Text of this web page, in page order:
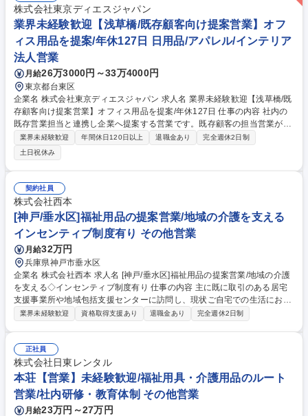
ひとりの生活に深く関わり、生きる喜びをサポートする使命感のあるお仕
事です。相手を思いやる気持ちがそのまま価値となり大きなやりがいと感
動を味わえます。 募集職種 【京都右京/介護用品ルート営業】心からの感
謝を頂くやりがいと地域貢献
株式会社東京ディエスジャパン
業界未経験歓迎【浅草橋/既存顧客向け提案営業】オフ
ィス用品を提案/年休127日 日用品/アパレル/インテリア
法人営業
月給26万3000円～33万4000円
東京都台東区
企業名 株式会社東京ディエスジャパン 求人名 業界未経験歓迎【浅草橋/既
存顧客向け提案営業】オフィス用品を提案/年休127日 仕事の内容 社内の
既存営業担当と連携し企業へ提案する営業です。既存顧客の担当営業が獲
得した案件(ICT機器・オフィス家具・工事案件等)の商談支援や提案を行い
ます。担当顧客を持たず、案件ベースで動く営業スタイルです。 各エリア
の既存の顧客担当営業からトスアップを受け、ICT機器・オフィス家具・
工事案件等の提案を支援・同行し、商談やクロージングを行います。自社
営業担当へのフォロー、社内向け勉強会・成功事例共有も行い、会社全体
の販売を推進します。顧客ニーズによっては、専門的な説明もすることも
あります。※業界未経験の方でも、OJTを通じて必要な知識を学びべるた
め、入社時に専門知識がなくても安心して働ける環境です。 募集職種 業
界未経験歓迎【浅草橋/既存顧客向け提案営業】オフィス用品を提案/年休1
27日
業界未経験歓迎 年間休日120日以上 退職金あり
完全週休2日制
土日祝休み
契約社員
株式会社西本
[神戸/垂水区]福祉用品の提案営業/地域の介護を支える
インセンティブ制度有り その他営業
月給32万円
兵庫県神戸市垂水区
企業名 株式会社西本 求人名 [神戸/垂水区]福祉用品の提案営業/地域の介護
を支える◇インセンティブ制度有り 仕事の内容 主に既に取引のある居宅
支援事業所や地域包括支援センターに訪問し、現状ご自宅での生活にお悩
みを抱えているご利用者様を紹介していただきます。長期研修制度がしっ
ル・販売、手すりの設置などバリアフリー工事に関する提案を行う仕事で
す。(既存80％) ■高齢化社会のニーズに応えながら、自分も成長できる環
境です。評価制度も整っており、努力次第で早期にキャリアアップが可能
です。 募集職種 [神戸/垂水区]福祉用品の提案営業/地域の介護を支える◇
インセンティブ制度有り
業界未経験歓迎 資格取得支援あり 退職金あり 完全週休2日制
正社員
株式会社日東レンタル
本荘【営業】未経験歓迎/福祉用具・介護用品のルート
営業/社内研修・教育体制 その他営業
月給23万円～27万円